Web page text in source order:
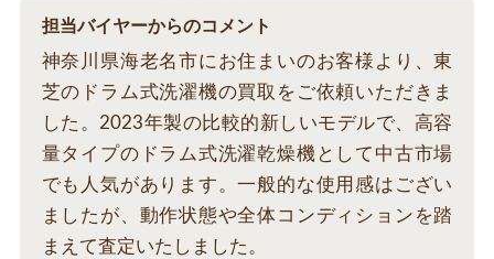
担当バイヤーからのコメント
神奈川県海老名市にお住まいのお客様より、東
芝のドラム式洗濯機の買取をご依頼いただきま
した。2023年製の比較的新しいモデルで、高容
量タイプのドラム式洗濯乾燥機として中古市場
でも人気があります。一般的な使用感はござい
ましたが、動作状態や全体コンディションを踏
まえて査定いたしました。